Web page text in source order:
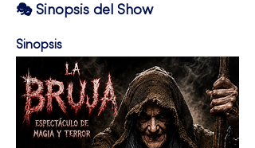
🎭 Sinopsis del Show
Sinopsis